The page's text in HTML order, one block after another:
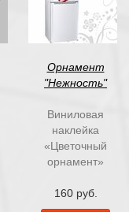
Орнамент
"Нежность"
Виниловая
наклейка
«Цветочный
орнамент»
160 руб.